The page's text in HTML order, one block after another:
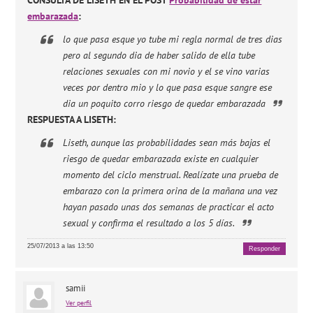
embarazada:
lo que pasa esque yo tube mi regla normal de tres dias
pero al segundo dia de haber salido de ella tube
relaciones sexuales con mi novio y el se vino varias
veces por dentro mio y lo que pasa esque sangre ese
dia un poquito corro riesgo de quedar embarazada
RESPUESTA A LISETH:
Liseth, aunque las probabilidades sean más bajas el
riesgo de quedar embarazada existe en cualquier
momento del ciclo menstrual. Realízate una prueba de
embarazo con la primera orina de la mañana una vez
hayan pasado unas dos semanas de practicar el acto
sexual y confirma el resultado a los 5 días.
25/07/2013 a las 13:50 Responder
samii
Ver perfil